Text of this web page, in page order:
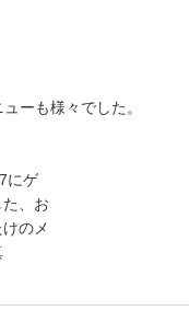
ーも様々でした。